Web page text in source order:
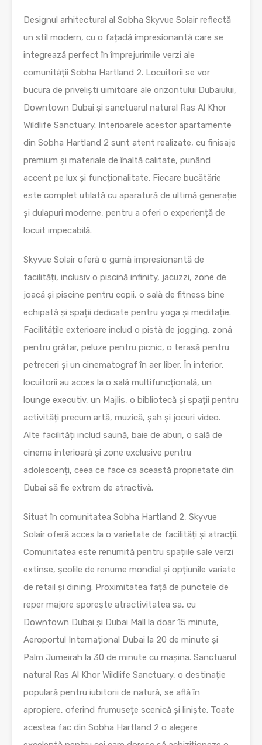
Designul arhitectural al Sobha Skyvue Solair reflectă
un stil modern, cu o fațadă impresionantă care se
integrează perfect în împrejurimile verzi ale
comunității Sobha Hartland 2. Locuitorii se vor
bucura de priveliști uimitoare ale orizontului Dubaiului,
Downtown Dubai și sanctuarul natural Ras Al Khor
Wildlife Sanctuary. Interioarele acestor apartamente
din Sobha Hartland 2 sunt atent realizate, cu finisaje
premium și materiale de înaltă calitate, punând
accent pe lux și funcționalitate. Fiecare bucătărie
este complet utilată cu aparatură de ultimă generație
și dulapuri moderne, pentru a oferi o experiență de
locuit impecabilă.
Skyvue Solair oferă o gamă impresionantă de
facilități, inclusiv o piscină infinity, jacuzzi, zone de
joacă și piscine pentru copii, o sală de fitness bine
echipată și spații dedicate pentru yoga și meditație.
Facilitățile exterioare includ o pistă de jogging, zonă
pentru grătar, peluze pentru picnic, o terasă pentru
petreceri și un cinematograf în aer liber. În interior,
locuitorii au acces la o sală multifuncțională, un
lounge executiv, un Majlis, o bibliotecă și spații pentru
activități precum artă, muzică, șah și jocuri video.
Alte facilități includ saună, baie de aburi, o sală de
cinema interioară și zone exclusive pentru
adolescenți, ceea ce face ca această proprietate din
Dubai să fie extrem de atractivă.
Situat în comunitatea Sobha Hartland 2, Skyvue
Solair oferă acces la o varietate de facilități și atracții.
Comunitatea este renumită pentru spațiile sale verzi
extinse, școlile de renume mondial și opțiunile variate
de retail și dining. Proximitatea față de punctele de
reper majore sporește atractivitatea sa, cu
Downtown Dubai și Dubai Mall la doar 15 minute,
Aeroportul Internațional Dubai la 20 de minute și
Palm Jumeirah la 30 de minute cu mașina. Sanctuarul
natural Ras Al Khor Wildlife Sanctuary, o destinație
populară pentru iubitorii de natură, se află în
apropiere, oferind frumusețe scenică și liniște. Toate
acestea fac din Sobha Hartland 2 o alegere